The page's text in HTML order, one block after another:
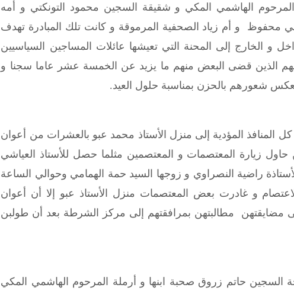
الهاشمي المكي و شقيقة السجين محمود التونكتي و أمه
محفوظ و أم زياد الصحفية المرموقة و كانت تلك المبادرة تهدف
و الخارج إلى المحنة التي تعيشها عائلات المساجين السياسيين
ذويهم الذين قضى البعض منهم ما يزيد عن الخمسة عشر عاما سجنا و
شعورهم بالحزن بمناسبة حلول العيد.
المؤدية إلى منزل الأستاذ محمد عبو بالعشرات من أعوان
زيارة المعتصمات و المعتصمين مثلما حصل للأستاذ العياشي
راضية النصراوي و زوجها السيد حمة الهمامي وحوالي الساعة
و غادرت بعض المعتصمات منزل الأستاذ عبو إلا أن أعوان
مضايقتهن مطالبتهن بمرافقتهم إلى مركز الشرطة بعد أن طولبن
حاتم زروق صحبة ابنها و أرملة المرحوم الهاشمي المكي